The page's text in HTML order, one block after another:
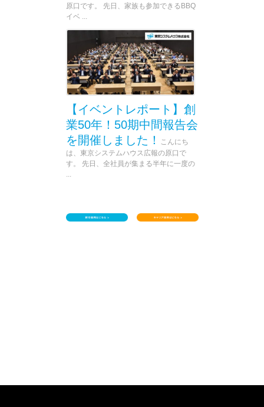
原口です。 先日、家族も参加できるBBQ
イベ ...
【イベントレポート】創
業50年！50期中間報告会
を開催しました！
こんにち
は、東京システムハウス広報の原口で
す。 先日、全社員が集まる半年に一度の
...